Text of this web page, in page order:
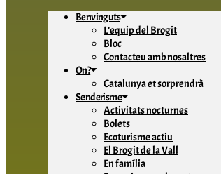
Benvinguts
L’equip del Brogit
Bloc
Contacteu amb nosaltres
On?
Catalunya et sorprendrà
Senderisme
Activitats nocturnes
Bolets
Ecoturisme actiu
El Brogit de la Vall
En família